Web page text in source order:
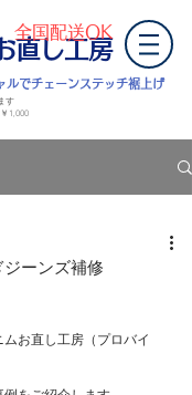
直し工房
ルでチェーンステッチ裾上げ
全国配送OK
す
1,000
ーンズ補修
お直し工房（プロバイ